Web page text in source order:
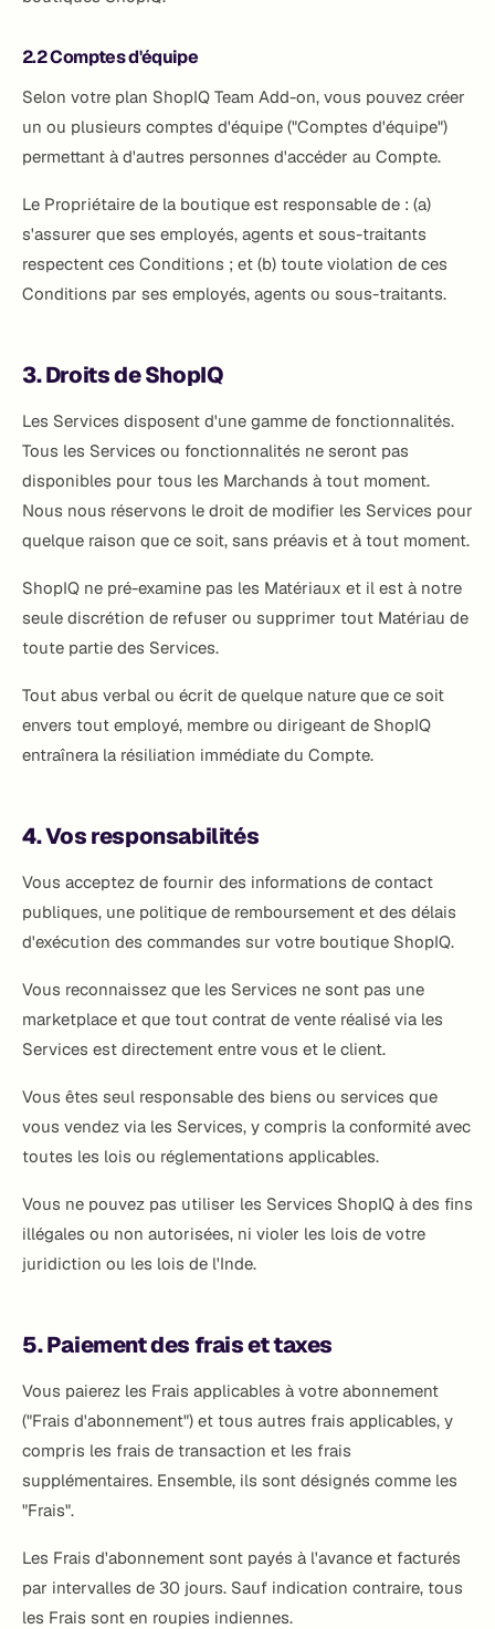
2.2 Comptes d'équipe
Selon votre plan ShopIQ Team Add-on, vous pouvez créer
un ou plusieurs comptes d'équipe ("Comptes d'équipe")
permettant à d'autres personnes d'accéder au Compte.
Le Propriétaire de la boutique est responsable de : (a)
s'assurer que ses employés, agents et sous-traitants
respectent ces Conditions ; et (b) toute violation de ces
Conditions par ses employés, agents ou sous-traitants.
3. Droits de ShopIQ
Les Services disposent d'une gamme de fonctionnalités.
Tous les Services ou fonctionnalités ne seront pas
disponibles pour tous les Marchands à tout moment.
Nous nous réservons le droit de modifier les Services pour
quelque raison que ce soit, sans préavis et à tout moment.
ShopIQ ne pré-examine pas les Matériaux et il est à notre
seule discrétion de refuser ou supprimer tout Matériau de
toute partie des Services.
Tout abus verbal ou écrit de quelque nature que ce soit
envers tout employé, membre ou dirigeant de ShopIQ
entraînera la résiliation immédiate du Compte.
4. Vos responsabilités
Vous acceptez de fournir des informations de contact
publiques, une politique de remboursement et des délais
d'exécution des commandes sur votre boutique ShopIQ.
Vous reconnaissez que les Services ne sont pas une
marketplace et que tout contrat de vente réalisé via les
Services est directement entre vous et le client.
Vous êtes seul responsable des biens ou services que
vous vendez via les Services, y compris la conformité avec
toutes les lois ou réglementations applicables.
Vous ne pouvez pas utiliser les Services ShopIQ à des fins
illégales ou non autorisées, ni violer les lois de votre
juridiction ou les lois de l'Inde.
5. Paiement des frais et taxes
Vous paierez les Frais applicables à votre abonnement
("Frais d'abonnement") et tous autres frais applicables, y
compris les frais de transaction et les frais
supplémentaires. Ensemble, ils sont désignés comme les
"Frais".
Les Frais d'abonnement sont payés à l'avance et facturés
par intervalles de 30 jours. Sauf indication contraire, tous
les Frais sont en roupies indiennes.